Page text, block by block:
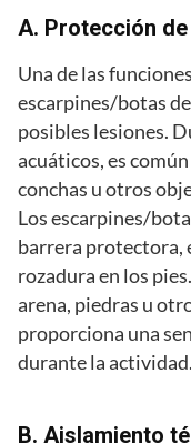
A. Protección
Una de las
escarpines/botas
posibles lesiones.
acuáticos, es
conchas u otros
Los escarpines/
barrera protectora,
rozadura en los
arena, piedras u
proporciona una
durante la actividad.
B. Aislamiento